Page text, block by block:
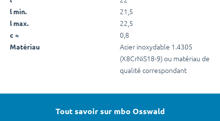
l min. 21,5
l max. 22,5
c ≈ 0,8
Matériau
Acier inoxydable 1.4305
(X8CrNiS18-9) ou matériau de
qualité correspondant
Tout savoir sur mbo Osswald